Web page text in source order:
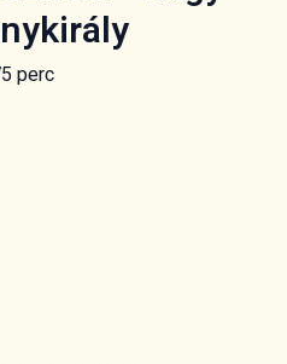
perc